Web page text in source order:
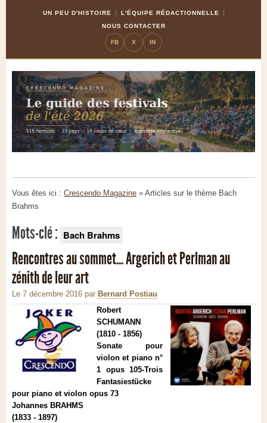
UN PEU D'HISTOIRE
L'ÉQUIPE RÉDACTIONNELLE
NOUS CONTACTER
FB X IN
Vous êtes ici : Crescendo Magazine » Articles sur le thème Bach
Brahms
Mots-clé : Bach Brahms
Rencontres au sommet... Argerich et Perlman au
zénith de leur art
Le 7 décembre 2016 par Bernard Postiau
Robert
SCHUMANN
(1810 - 1856)
Sonate pour
violon et piano n°
1 opus 105-Trois
Fantasiestücke
pour piano et violon opus 73
Johannes BRAHMS
(1833 - 1897)